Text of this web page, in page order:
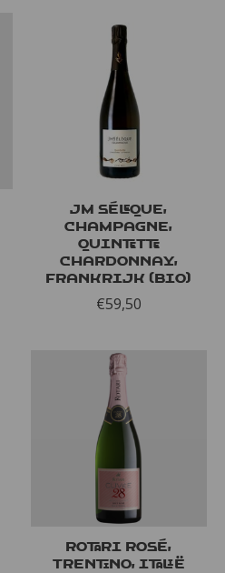
JM Séleque,
Champagne,
Quintette
Chardonnay,
Frankrijk (bio)
€59,50
Rotari Rosé,
Trentino, Italië